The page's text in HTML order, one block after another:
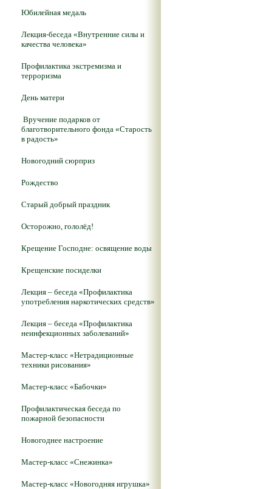
Юбилейная медаль
Лекция-беседа «Внутренние силы и
качества человека»
Профилактика экстремизма и
терроризма
День матери
Вручение подарков от
благотворительного фонда «Старость
в радость»
Новогодний сюрприз
Рождество
Старый добрый праздник
Осторожно, гололёд!
Крещение Господне: освящение воды
Крещенские посиделки
Лекция – беседа «Профилактика
употребления наркотических средств»
Лекция – беседа «Профилактика
неинфекционных заболеваний»
Мастер-класс «Нетрадиционные
техники рисования»
Мастер-класс «Бабочки»
Профилактическая беседа по
пожарной безопасности
Новогоднее настроение
Мастер-класс «Снежинка»
Мастер-класс «Новогодняя игрушка»